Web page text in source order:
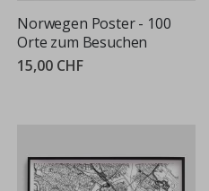
Norwegen Poster - 100
Orte zum Besuchen
15,00 CHF